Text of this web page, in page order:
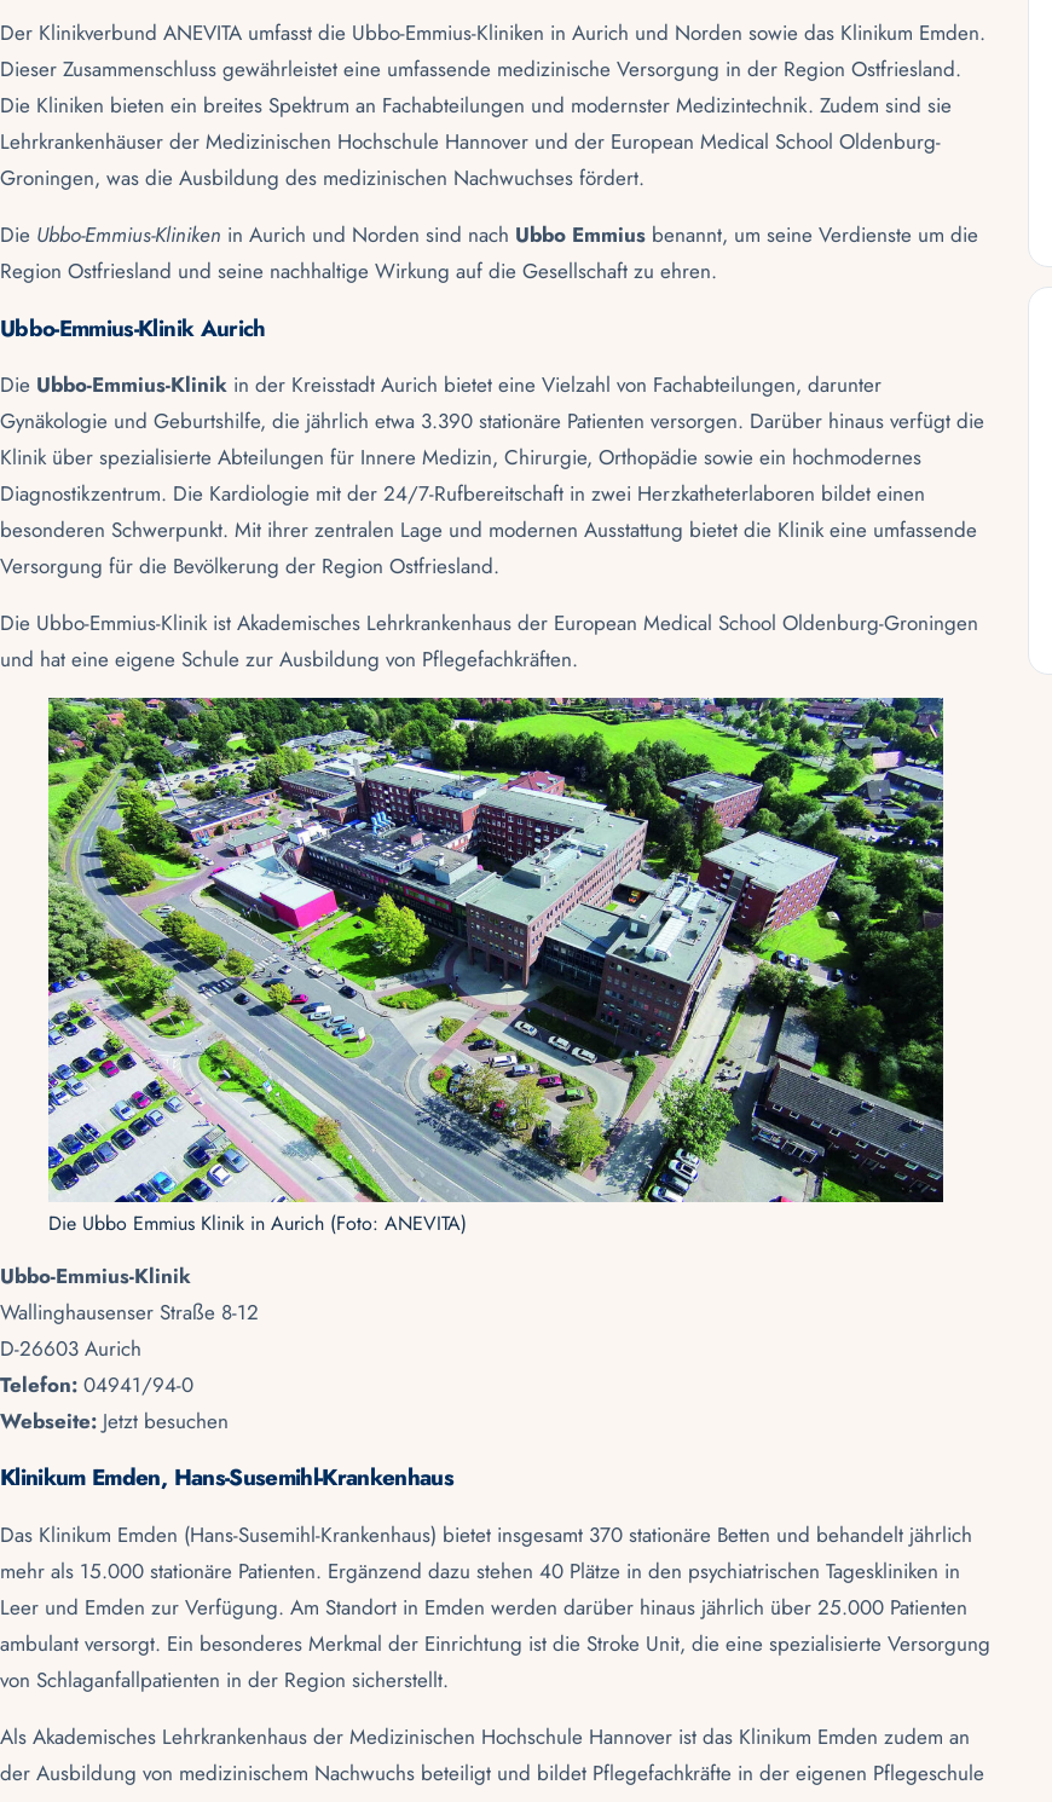
Der Klinikverbund ANEVITA umfasst die Ubbo-Emmius-Kliniken in Aurich und Norden sowie das Klinikum Emden.
Dieser Zusammenschluss gewährleistet eine umfassende medizinische Versorgung in der Region Ostfriesland.
Die Kliniken bieten ein breites Spektrum an Fachabteilungen und modernster Medizintechnik. Zudem sind sie
Lehrkrankenhäuser der Medizinischen Hochschule Hannover und der European Medical School Oldenburg-
Groningen, was die Ausbildung des medizinischen Nachwuchses fördert.
Die Ubbo-Emmius-Kliniken in Aurich und Norden sind nach Ubbo Emmius benannt, um seine Verdienste um die
Region Ostfriesland und seine nachhaltige Wirkung auf die Gesellschaft zu ehren.
Ubbo-Emmius-Klinik Aurich
Die Ubbo-Emmius-Klinik in der Kreisstadt Aurich bietet eine Vielzahl von Fachabteilungen, darunter
Gynäkologie und Geburtshilfe, die jährlich etwa 3.390 stationäre Patienten versorgen. Darüber hinaus verfügt die
Klinik über spezialisierte Abteilungen für Innere Medizin, Chirurgie, Orthopädie sowie ein hochmodernes
Diagnostikzentrum. Die Kardiologie mit der 24/7-Rufbereitschaft in zwei Herzkatheterlaboren bildet einen
besonderen Schwerpunkt. Mit ihrer zentralen Lage und modernen Ausstattung bietet die Klinik eine umfassende
Versorgung für die Bevölkerung der Region Ostfriesland.
Die Ubbo-Emmius-Klinik ist Akademisches Lehrkrankenhaus der European Medical School Oldenburg-Groningen
und hat eine eigene Schule zur Ausbildung von Pflegefachkräften.
Die Ubbo Emmius Klinik in Aurich (Foto: ANEVITA)
Ubbo-Emmius-Klinik
Wallinghausenser Straße 8-12
D-26603 Aurich
Telefon: 04941/94-0
Webseite: Jetzt besuchen
Klinikum Emden, Hans-Susemihl-Krankenhaus
Das Klinikum Emden (Hans-Susemihl-Krankenhaus) bietet insgesamt 370 stationäre Betten und behandelt jährlich
mehr als 15.000 stationäre Patienten. Ergänzend dazu stehen 40 Plätze in den psychiatrischen Tageskliniken in
Leer und Emden zur Verfügung. Am Standort in Emden werden darüber hinaus jährlich über 25.000 Patienten
ambulant versorgt. Ein besonderes Merkmal der Einrichtung ist die Stroke Unit, die eine spezialisierte Versorgung
von Schlaganfallpatienten in der Region sicherstellt.
Als Akademisches Lehrkrankenhaus der Medizinischen Hochschule Hannover ist das Klinikum Emden zudem an
der Ausbildung von medizinischem Nachwuchs beteiligt und bildet Pflegefachkräfte in der eigenen Pflegeschule